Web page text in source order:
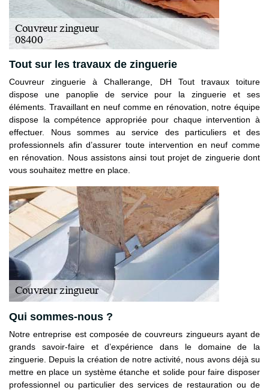
Tout sur les travaux de zinguerie
Couvreur zinguerie à Challerange, DH Tout travaux toiture
dispose une panoplie de service pour la zinguerie et ses
éléments. Travaillant en neuf comme en rénovation, notre équipe
dispose la compétence appropriée pour chaque intervention à
effectuer. Nous sommes au service des particuliers et des
professionnels afin d’assurer toute intervention en neuf comme
en rénovation. Nous assistons ainsi tout projet de zinguerie dont
vous souhaitez mettre en place.
Qui sommes-nous ?
Notre entreprise est composée de couvreurs zingueurs ayant de
grands savoir-faire et d’expérience dans le domaine de la
zinguerie. Depuis la création de notre activité, nous avons déjà su
mettre en place un système étanche et solide pour faire disposer
professionnel ou particulier des services de restauration ou de